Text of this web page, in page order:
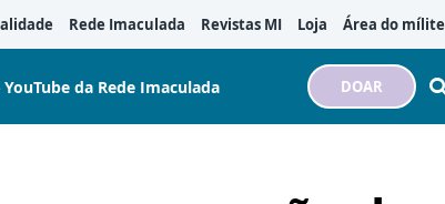
Rede Imaculada Revistas MI Loja Área do mílite
da Rede Imaculada DOAR